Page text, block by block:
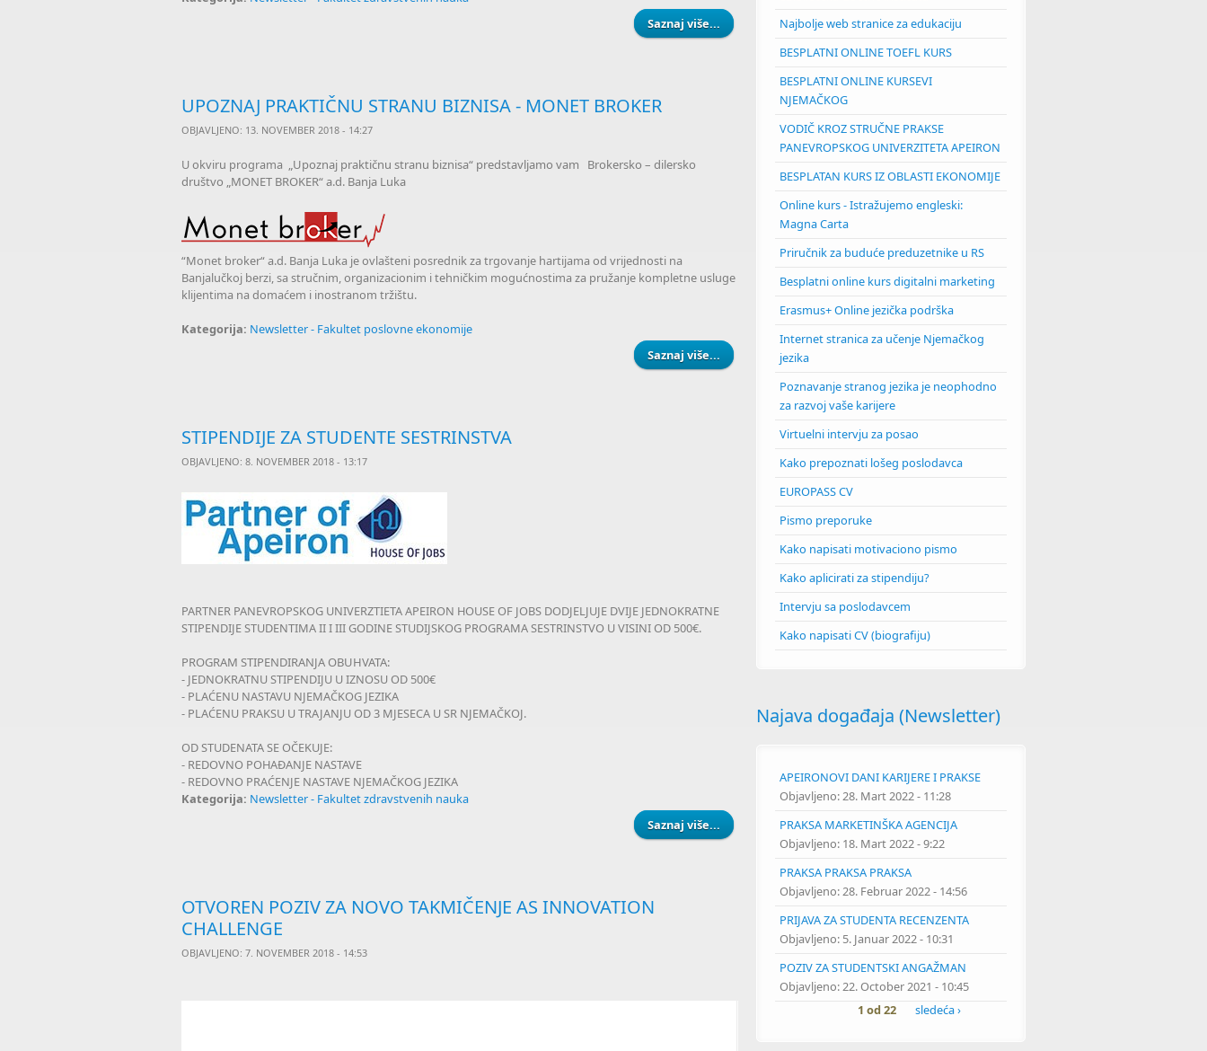
Saznaj više...
about OTVOREN KONKURS ZA NOVI CIKLUS PLAĆENE STRUČNE PRAKSE DOMU ZA
NJEGU STARIH LICA EGGERODE, NJEMAČKA ZA STUDENTE SESTRINSTVA U AKADEMSKOJ
UPOZNAJ PRAKTIČNU STRANU BIZNISA - MONET BROKER
OBJAVLJENO: 13. NOVEMBER 2018 - 14:27
U okviru programa „Upoznaj praktičnu stranu biznisa“ predstavljamo vam Brokersko – dilersko
društvo „MONET BROKER“ a.d. Banja Luka
“Monet broker“ a.d. Banja Luka je ovlašteni posrednik za trgovanje hartijama od vrijednosti na
Banjalučkoj berzi, sa stručnim, organizacionim i tehničkim mogućnostima za pružanje kompletne usluge
klijentima na domaćem i inostranom tržištu.
Kategorija: Newsletter - Fakultet poslovne ekonomije
Saznaj više... about UPOZNAJ PRAKTIČNU STRANU BIZNISA - MONET BROKER
STIPENDIJE ZA STUDENTE SESTRINSTVA
OBJAVLJENO: 8. NOVEMBER 2018 - 13:17
PARTNER PANEVROPSKOG UNIVERZTIETA APEIRON HOUSE OF JOBS DODJELJUJE DVIJE JEDNOKRATNE
STIPENDIJE STUDENTIMA II I III GODINE STUDIJSKOG PROGRAMA SESTRINSTVO U VISINI OD 500€.
PROGRAM STIPENDIRANJA OBUHVATA:
- JEDNOKRATNU STIPENDIJU U IZNOSU OD 500€
- PLAĆENU NASTAVU NJEMAČKOG JEZIKA
- PLAĆENU PRAKSU U TRAJANJU OD 3 MJESECA U SR NJEMAČKOJ.
OD STUDENATA SE OČEKUJE:
- REDOVNO POHAĐANJE NASTAVE
- REDOVNO PRAĆENJE NASTAVE NJEMAČKOG JEZIKA
Kategorija: Newsletter - Fakultet zdravstvenih nauka
Saznaj više... about STIPENDIJE ZA STUDENTE SESTRINSTVA
OTVOREN POZIV ZA NOVO TAKMIČENJE AS INNOVATION
CHALLENGE
OBJAVLJENO: 7. NOVEMBER 2018 - 14:53
Najbolje web stranice za edukaciju
BESPLATNI ONLINE TOEFL KURS
BESPLATNI ONLINE KURSEVI
NJEMAČKOG
VODIČ KROZ STRUČNE PRAKSE
PANEVROPSKOG UNIVERZITETA APEIRON
BESPLATAN KURS IZ OBLASTI EKONOMIJE
Online kurs - Istražujemo engleski:
Magna Carta
Priručnik za buduće preduzetnike u RS
Besplatni online kurs digitalni marketing
Erasmus+ Online jezička podrška
Internet stranica za učenje Njemačkog
jezika
Poznavanje stranog jezika je neophodno
za razvoj vaše karijere
Virtuelni intervju za posao
Kako prepoznati lošeg poslodavca
EUROPASS CV
Pismo preporuke
Kako napisati motivaciono pismo
Kako aplicirati za stipendiju?
Intervju sa poslodavcem
Kako napisati CV (biografiju)
Najava događaja (Newsletter)
APEIRONOVI DANI KARIJERE I PRAKSE
Objavljeno:28. Mart 2022 - 11:28
PRAKSA MARKETINŠKA AGENCIJA
Objavljeno: 18. Mart 2022 - 9:22
PRAKSA PRAKSA PRAKSA
Objavljeno:28. Februar 2022 - 14:56
PRIJAVA ZA STUDENTA RECENZENTA
Objavljeno: 5. Januar 2022 - 10:31
POZIV ZA STUDENTSKI ANGAŽMAN
Objavljeno:22. October 2021 - 10:45
1 od 22
sledeća ›